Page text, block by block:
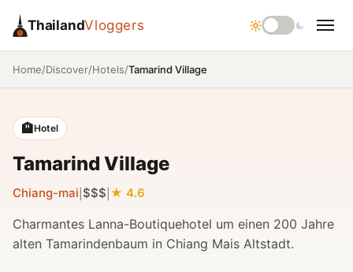
ThailandVloggers
Home/Discover/Hotels/Tamarind Village
🏨Hotel
Tamarind Village
Chiang-mai $$$ 4.6
Charmantes Lanna-Boutiquehotel um einen 200 Jahre
alten Tamarindenbaum in Chiang Mais Altstadt.